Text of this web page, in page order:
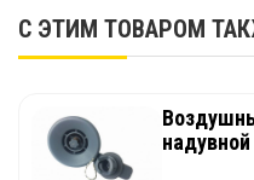
С ЭТИМ ТОВАРОМ